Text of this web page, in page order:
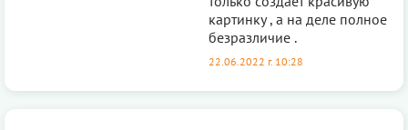
картинку , а на деле полное
безразличие .
22.06.2022 г. 10:28